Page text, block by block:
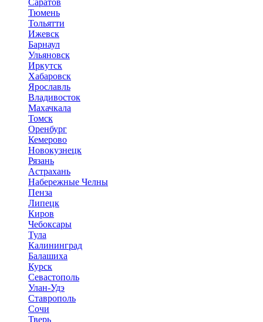
Саратов
Тюмень
Тольятти
Ижевск
Барнаул
Ульяновск
Иркутск
Хабаровск
Ярославль
Владивосток
Махачкала
Томск
Оренбург
Кемерово
Новокузнецк
Рязань
Астрахань
Набережные Челны
Пенза
Липецк
Киров
Чебоксары
Тула
Калининград
Балашиха
Курск
Севастополь
Улан-Удэ
Ставрополь
Сочи
Тверь